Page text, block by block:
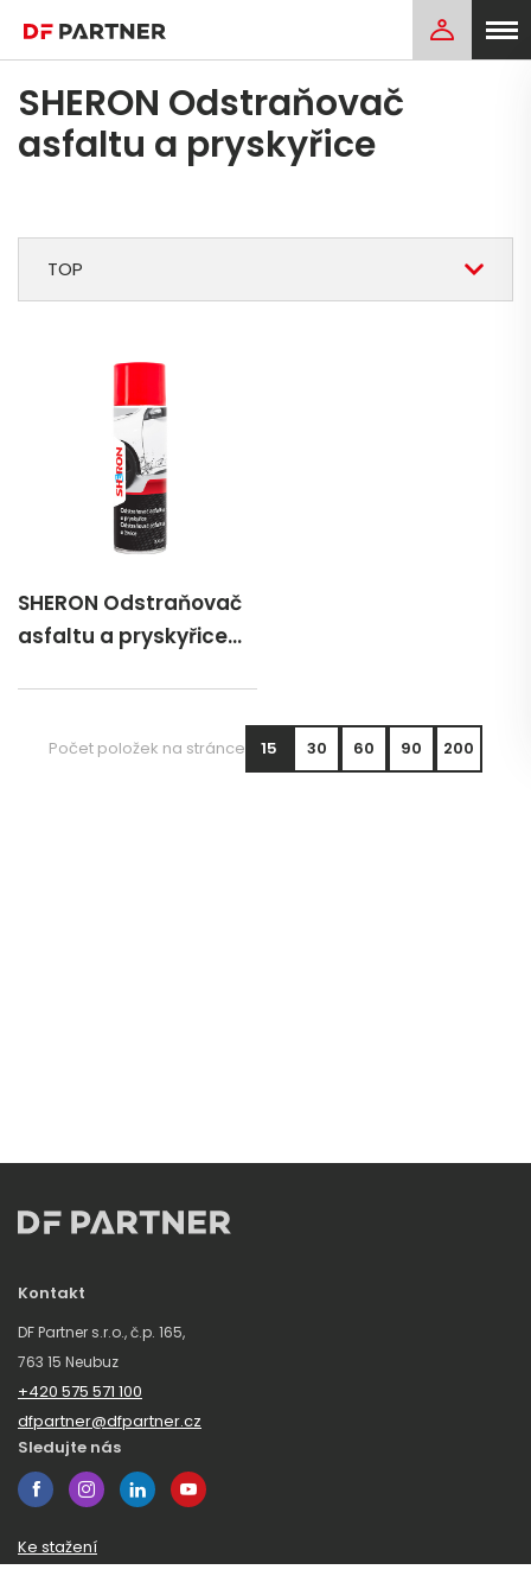
SHERON Odstraňovač
asfaltu a pryskyřice
TOP
SHERON Odstraňovač
asfaltu a pryskyřice
Počet položek na stránce 15 30 60 90 200
Kontakt
DF Partner s.r.o., č.p. 165,
763 15 Neubuz
+420 575 571 100
dfpartner@dfpartner.cz
Sledujte nás
Ke stažení